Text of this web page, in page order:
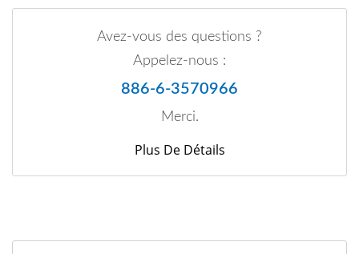
Avez-vous des questions ?
Appelez-nous :
886-6-3570966
Merci.
Plus De Détails